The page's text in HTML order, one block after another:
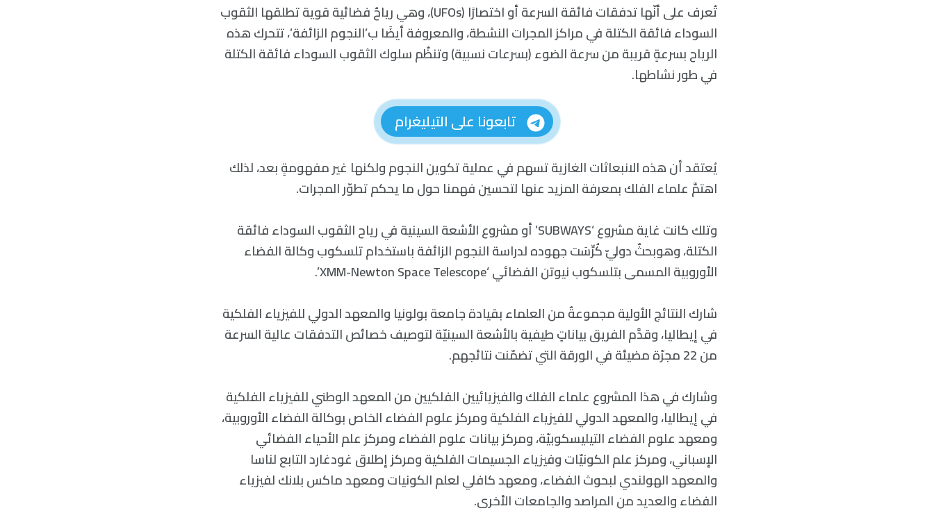
تُعرف على أنّها تدفقات فائقة السرعة أو اختصارًا (UFOs)، وهي رياحٌ فضائية قوية تطلقها الثقوب
السوداء فائقة الكتلة في مراكز المجرات النشطة، والمعروفة أيضًا ب’النجوم الزائفة’، تتحرك هذه
الرياح بسرعةٍ قريبة من سرعة الضوء (بسرعات نسبية) وتنظّم سلوك الثقوب السوداء فائقة الكتلة
في طور نشاطها.
تابعونا على التيليغرام
يُعتقد أن هذه الانبعاثات الغازية تسهم في عملية تكوين النجوم ولكنها غير مفهومةٍ بعد، لذلك
اهتمَّ علماء الفلك بمعرفة المزيد عنها لتحسين فهمنا حول ما يحكم تطوّر المجرات.
وتلك كانت غاية مشروع ‘SUBWAYS’ أو مشروع الأشعة السينية في رياح الثقوب السوداء فائقة
الكتلة، وهوبحثٌ دوليّ كُرِّسَت جهوده لدراسة النجوم الزائفة باستخدام تلسكوب وكالة الفضاء
الأوروبية المسمى بتلسكوب نيوتن الفضائي ‘XMM-Newton Space Telescope’.
شارك النتائج الأولية مجموعةٌ من العلماء بقيادة جامعة بولونيا والمعهد الدولي للفيزياء الفلكية
في إيطاليا، وقدَّم الفريق بياناتٍ طيفية بالأشعة السينيّة لتوصيف خصائص التدفقات عالية السرعة
من 22 مجرّة مضيئة في الورقة التي تضمّنت نتائجهم.
وشارك في هذا المشروع علماء الفلك والفيزيائيين الفلكيين من المعهد الوطني للفيزياء الفلكية
في إيطاليا، والمعهد الدولي للفيزياء الفلكية ومركز علوم الفضاء الخاص بوكالة الفضاء الأوروبية،
ومعهد علوم الفضاء التيليسكوبيّة، ومركز بيانات علوم الفضاء ومركز علم الأحياء الفضائي
الإسباني، ومركز علم الكونيّات وفيزياء الجسيمات الفلكية ومركز إطلاق غودغارد التابع لناسا
والمعهد الهولندي لبحوث الفضاء، ومعهد كافلي لعلم الكونيات ومعهد ماكس بلانك لفيزياء
الفضاء والعديد من المراصد والجامعات الأخرى.